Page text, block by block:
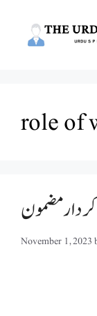
role of
مضمون
November 1, 2023